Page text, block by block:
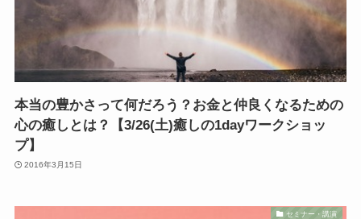
本当の豊かさって何だろう？お金と仲良くなるための
心の癒しとは？【3/26(土)癒しの1dayワークショッ
プ】
2016年3月15日
セミナー・講演